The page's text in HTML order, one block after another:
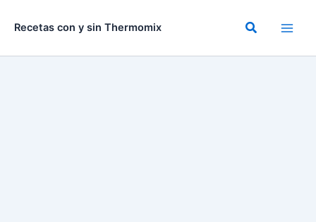
Recetas con y sin Thermomix Buscar